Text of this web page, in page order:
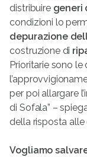
distribuiregeneri
condizioni lo
depurazione
costruzione di
Prioritarie sono le
per poi allargare
di Sofala” –
della risposta alle
Vogliamo